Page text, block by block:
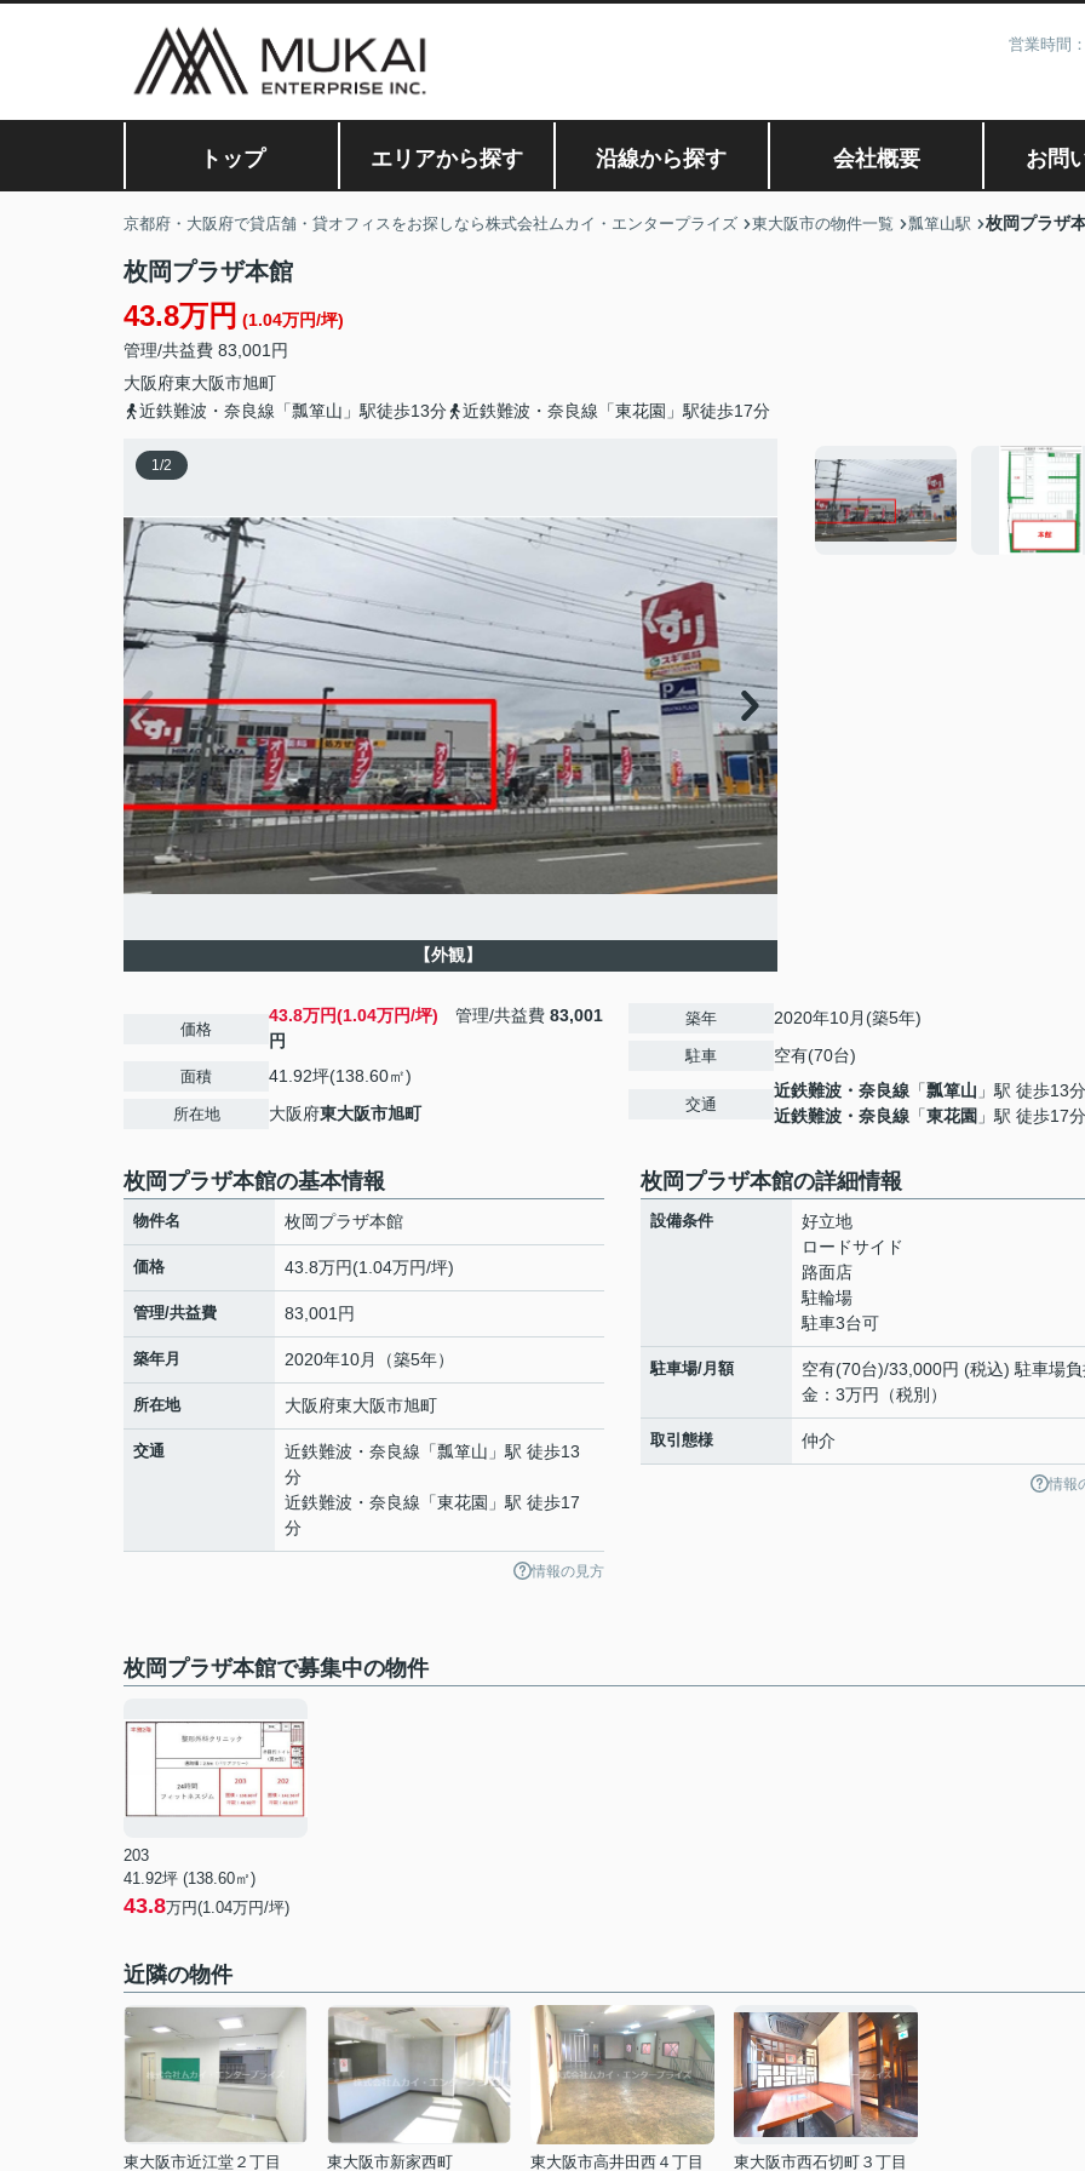
営業時間
トップ エリアから探す 沿線から探す 会社概要 お問
京都府・大阪府で貸店舗・貸オフィスをお探しなら株式会社ムカイ・エンタープライズ 東大阪市の物件一覧 瓢箪山駅 枚岡プラザ
枚岡プラザ本館
43.8万円 (1.04万円/坪)
管理/共益費 83,001円
大阪府東大阪市旭町
近鉄難波・奈良線「瓢箪山」駅徒歩13分
近鉄難波・奈良線「東花園」駅徒歩17分
1/2
【外観】
価格
43.8万円(1.04万円/坪) 管理/共益費 83,001
円
面積 41.92坪(138.60㎡)
所在地 大阪府東大阪市旭町
築年 2020年10月(築5年)
駐車 空有(70台)
交通
近鉄難波・奈良線 「瓢箪山 」駅 徒歩13分
近鉄難波・奈良線 「東花園 」駅 徒歩17分
枚岡プラザ本館の基本情報
物件名 枚岡プラザ本館
価格 43.8万円(1.04万円/坪)
管理/共益費 83,001円
築年月 2020年10月（築5年）
所在地 大阪府東大阪市旭町
交通 近鉄難波・奈良線 「瓢箪山 」駅 徒歩13
分
近鉄難波・奈良線 「東花園 」駅 徒歩17
分
情報の見方
枚岡プラザ本館の詳細情報
設備条件
好立地
ロードサイド
路面店
駐輪場
駐車3台可
駐車場/月額
空有(70台)/33,000円 (税込) 駐車場負
金：3万円（税別）
取引態様 仲介
情報
枚岡プラザ本館で募集中の物件
203
41.92坪 (138.60㎡)
43.8万円(1.04万円/坪)
近隣の物件
東大阪市近江堂２丁目 東大阪市新家西町 東大阪市高井田西４丁目 東大阪市西石切町３丁目